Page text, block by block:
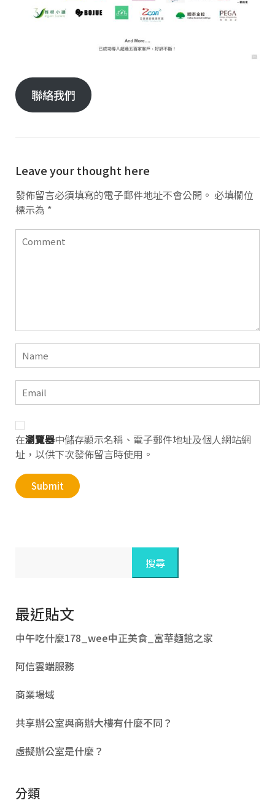
聯絡我們
Leave your thought here
發佈留言必須填寫的電子郵件地址不會公開。 必填欄位
標示為 *
在瀏覽器中儲存顯示名稱、電子郵件地址及個人網站網
址，以供下次發佈留言時使用。
搜尋
最近貼文
中午吃什麼178_wee中正美食_富華麵館之家
阿信雲端服務
商業場域
共享辦公室與商辦大樓有什麼不同？
虛擬辦公室是什麼？
分類